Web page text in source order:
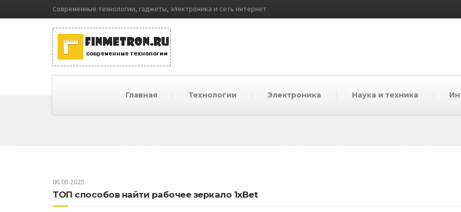
Современные технологии, гаджеты, электроника и сеть интернет
Главная Технологии Электроника Наука и техника
06.08.2025
ТОП способов найти рабочее зеркало 1xBet